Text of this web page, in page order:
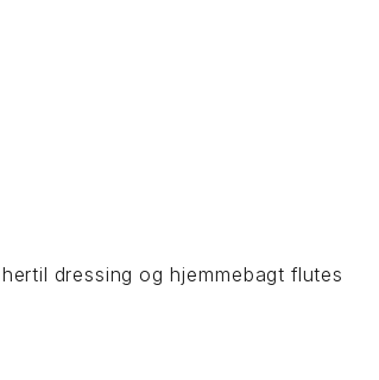
dressing og hjemmebagt flutes